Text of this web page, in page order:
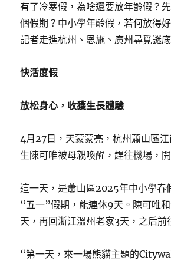
有了冷寒假，為啥還要放年齡假？
個假期？中小學年齡假，若何放得
記者走進杭州、恩施、廣州尋覓謎底
快活度假
放松身心，收獲生長體驗
4月27日，天蒙蒙亮，杭州蕭山區
生陳可唯被母親喚醒，趕往機場，
這一天，是蕭山區2025年中小學春
“五一”假期，能連休9天。陳可唯
天，再回浙江溫州老家3天，之后前
“第一天，來一場熊貓主題的